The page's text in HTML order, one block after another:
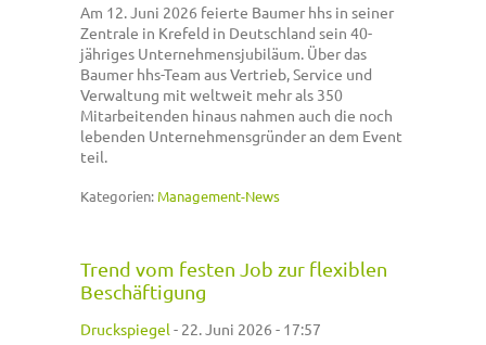
Am 12. Juni 2026 feierte Baumer hhs in seiner
Zentrale in Krefeld in Deutschland sein 40-
jähriges Unternehmensjubiläum. Über das
Baumer hhs-Team aus Vertrieb, Service und
Verwaltung mit weltweit mehr als 350
Mitarbeitenden hinaus nahmen auch die noch
lebenden Unternehmensgründer an dem Event
teil.
Kategorien: Management-News
Trend vom festen Job zur flexiblen
Beschäftigung
Druckspiegel - 22. Juni 2026 - 17:57